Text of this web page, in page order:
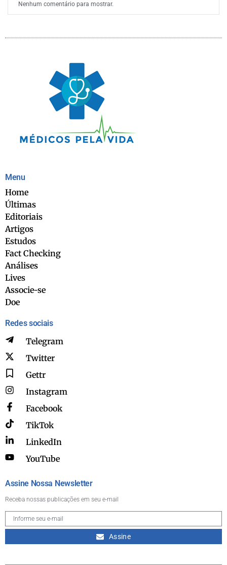
Nenhum comentário para mostrar.
Menu
Home
Últimas
Editoriais
Artigos
Estudos
Fact Checking
Análises
Lives
Associe-se
Doe
Redes sociais
Telegram
Twitter
Gettr
Instagram
Facebook
TikTok
LinkedIn
YouTube
Assine Nossa Newsletter
Receba nossas publicações em seu e-mail
Assine